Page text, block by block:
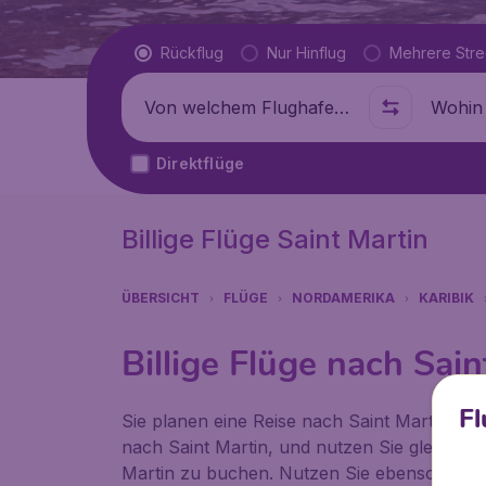
Flugtyp
Rückflug Nur Hinflug Mehrere
Abflug von Wohin
Direktflüge
Billige Flüge Saint Martin
ÜBERSICHT FLÜGE NORDAMERIKA KARIBIK
Billige Flüge nach
Sie planen eine Reise nach Saint Martin?
nach Saint Martin, und nutzen Sie gleich
Martin zu buchen. Nutzen Sie ebenso